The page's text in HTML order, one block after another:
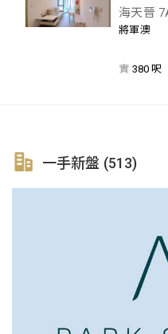
海天晉
將軍澳
實 380 呎
一手新盤 (513)